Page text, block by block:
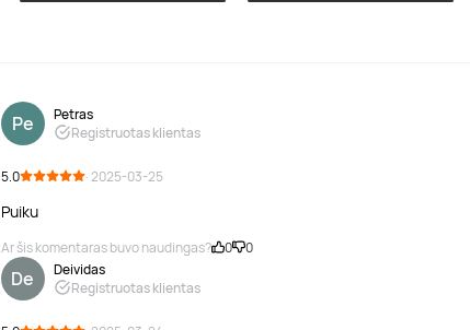
Pe
Petras
Registruotas klientas
5.0 · 2025-03-25
Puiku
Ar šis komentaras buvo naudingas? 0 0
De
Deividas
Registruotas klientas